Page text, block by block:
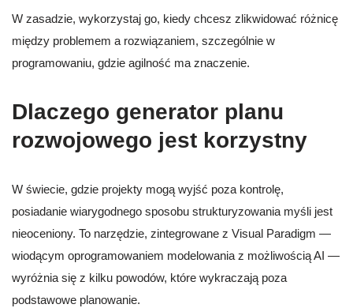
W zasadzie, wykorzystaj go, kiedy chcesz zlikwidować różnicę
między problemem a rozwiązaniem, szczególnie w
programowaniu, gdzie agilność ma znaczenie.
Dlaczego generator planu
rozwojowego jest korzystny
W świecie, gdzie projekty mogą wyjść poza kontrolę,
posiadanie wiarygodnego sposobu strukturyzowania myśli jest
nieoceniony. To narzędzie, zintegrowane z Visual Paradigm —
wiodącym oprogramowaniem modelowania z możliwością AI —
wyróżnia się z kilku powodów, które wykraczają poza
podstawowe planowanie.